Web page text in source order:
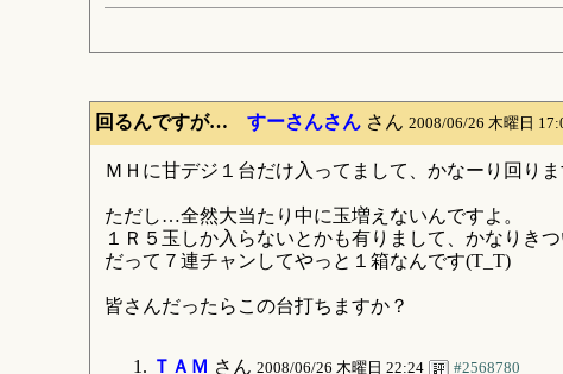
回るんですが… すーさんさんさん 2008/06/26 木曜日
ＭＨに甘デジ１台だけ入ってまして、かなーり回りま
ただし…全然大当たり中に玉増えないんですよ。
１Ｒ５玉しか入らないとかも有りまして、かなりき
だって７連チャンしてやっと１箱なんです(T_T)
皆さんだったらこの台打ちますか？
ＴＡＭ さん 2008/06/26 木曜日 22:24 #2568780